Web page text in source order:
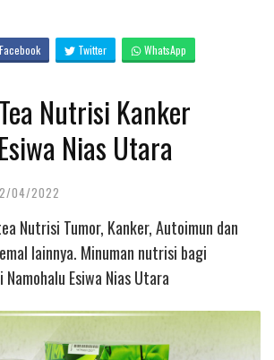
Facebook Twitter WhatsApp
Nutrisi Kanker
Nias Utara
04/2022
Nutrisi Tumor, Kanker, Autoimun dan
lainnya. Minuman nutrisi bagi
Esiwa Nias Utara